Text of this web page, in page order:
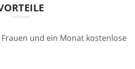
und ein Monat kostenlose